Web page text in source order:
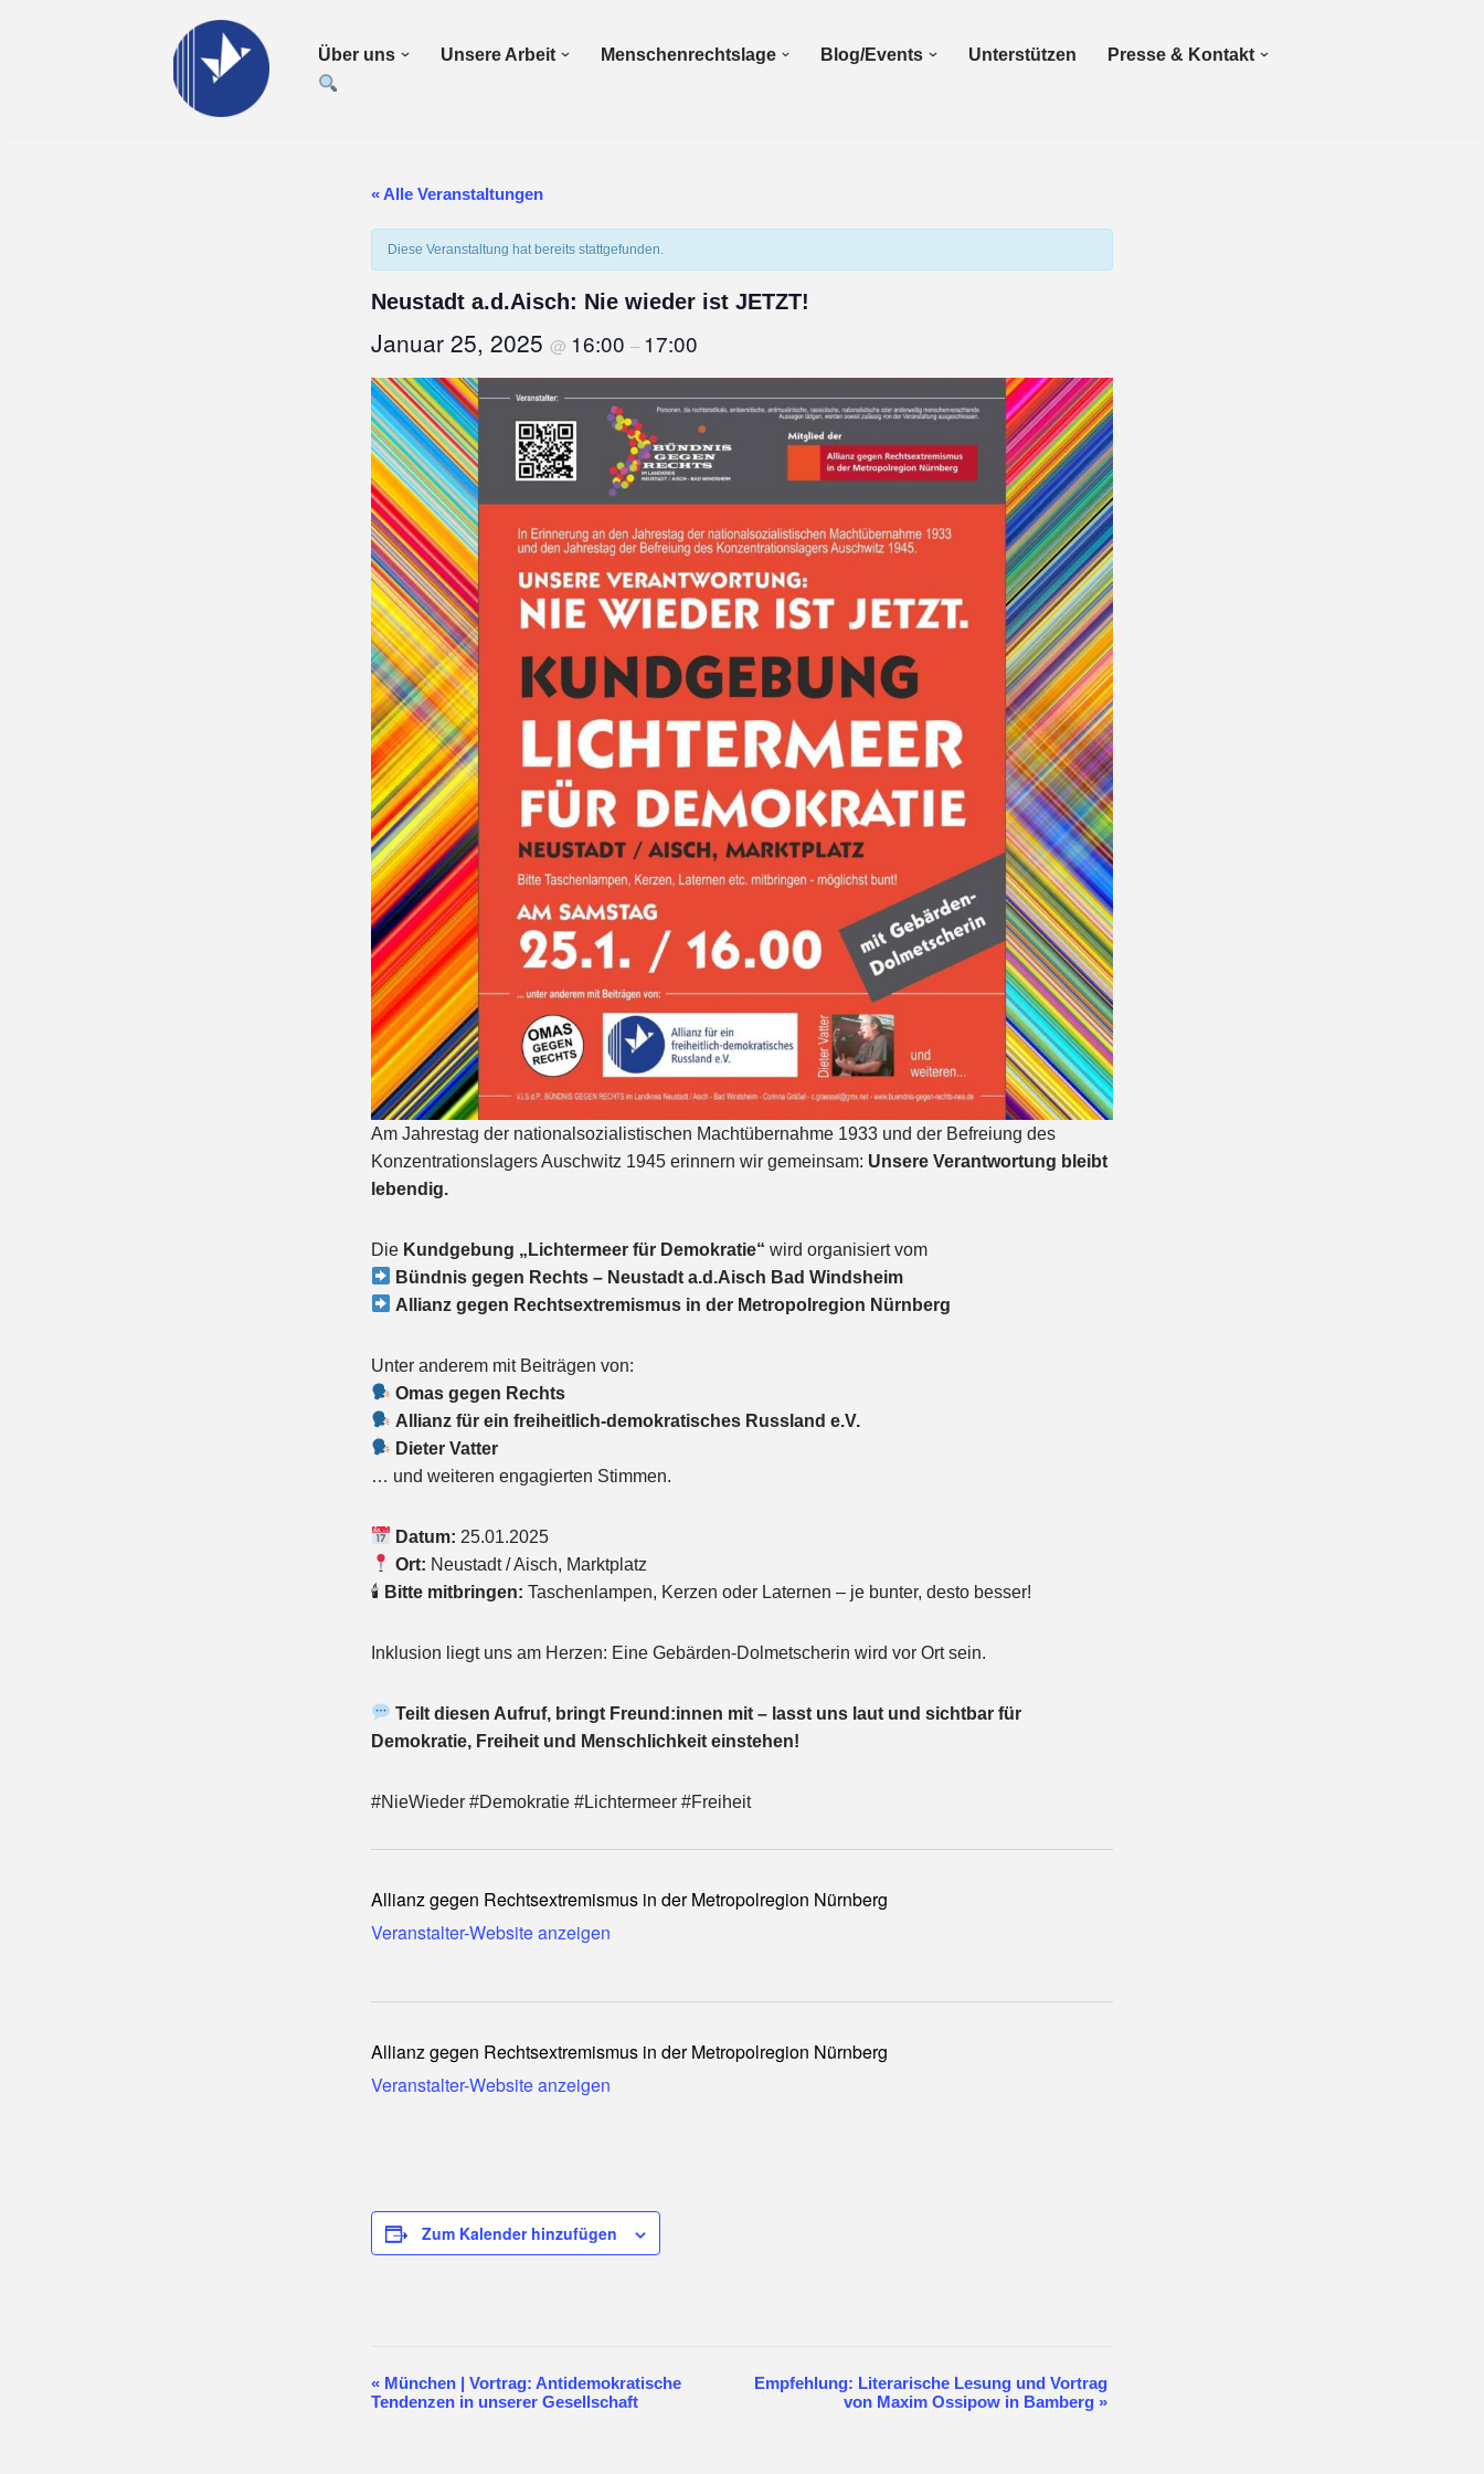
Über uns Unsere Arbeit Menschenrechtslage Blog/Events Unterstützen Presse & Kontakt
« Alle Veranstaltungen
Diese Veranstaltung hat bereits stattgefunden.
Neustadt a.d.Aisch: Nie wieder ist JETZT!
Januar 25, 2025 @ 16:00 – 17:00
Am Jahrestag der nationalsozialistischen Machtübernahme 1933 und der Befreiung des
Konzentrationslagers Auschwitz 1945 erinnern wir gemeinsam: Unsere Verantwortung bleibt
lebendig.
Die Kundgebung „Lichtermeer für Demokratie“ wird organisiert vom
Bündnis gegen Rechts – Neustadt a.d.Aisch Bad Windsheim
Allianz gegen Rechtsextremismus in der Metropolregion Nürnberg
Unter anderem mit Beiträgen von:
Omas gegen Rechts
Allianz für ein freiheitlich-demokratisches Russland e.V.
Dieter Vatter
… und weiteren engagierten Stimmen.
Datum: 25.01.2025
Ort: Neustadt / Aisch, Marktplatz
🕯 Bitte mitbringen: Taschenlampen, Kerzen oder Laternen – je bunter, desto besser!
Inklusion liegt uns am Herzen: Eine Gebärden-Dolmetscherin wird vor Ort sein.
Teilt diesen Aufruf, bringt Freund:innen mit – lasst uns laut und sichtbar für
Demokratie, Freiheit und Menschlichkeit einstehen!
#NieWieder #Demokratie #Lichtermeer #Freiheit
Allianz gegen Rechtsextremismus in der Metropolregion Nürnberg
Veranstalter-Website anzeigen
Allianz gegen Rechtsextremismus in der Metropolregion Nürnberg
Veranstalter-Website anzeigen
Zum Kalender hinzufügen
Veranstaltung-
« München | Vortrag: Antidemokratische
Tendenzen in unserer Gesellschaft
Empfehlung: Literarische Lesung und Vortrag
von Maxim Ossipow in Bamberg »